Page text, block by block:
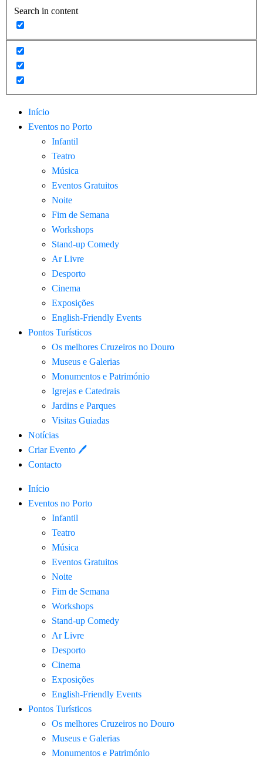
Search in content
Início
Eventos no Porto
Infantil
Teatro
Música
Eventos Gratuitos
Noite
Fim de Semana
Workshops
Stand-up Comedy
Ar Livre
Desporto
Cinema
Exposições
English-Friendly Events
Pontos Turísticos
Os melhores Cruzeiros no Douro​
Museus e Galerias
Monumentos e Património
Igrejas e Catedrais
Jardins e Parques
Visitas Guiadas
Notícias
Criar Evento 🖊
Contacto
Início
Eventos no Porto
Infantil
Teatro
Música
Eventos Gratuitos
Noite
Fim de Semana
Workshops
Stand-up Comedy
Ar Livre
Desporto
Cinema
Exposições
English-Friendly Events
Pontos Turísticos
Os melhores Cruzeiros no Douro​
Museus e Galerias
Monumentos e Património